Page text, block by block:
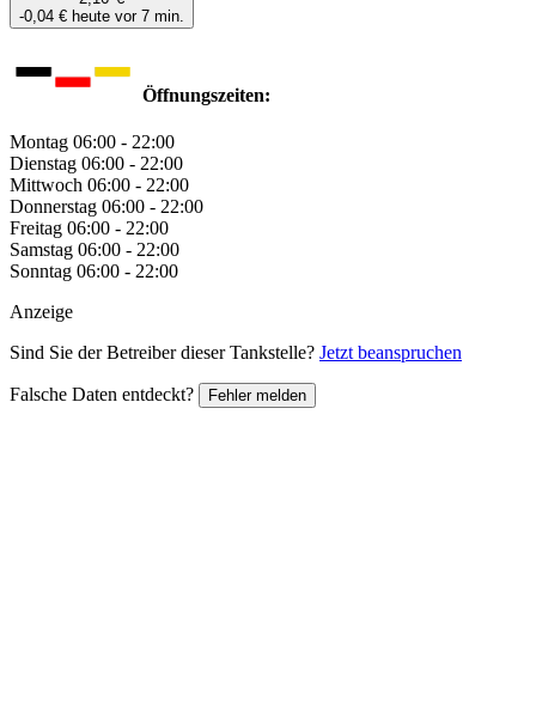
-0,04 € heute vor 7 min.
Öffnungszeiten:
Montag 06:00 - 22:00
Dienstag 06:00 - 22:00
Mittwoch 06:00 - 22:00
Donnerstag 06:00 - 22:00
Freitag 06:00 - 22:00
Samstag 06:00 - 22:00
Sonntag 06:00 - 22:00
Anzeige
Sind Sie der Betreiber dieser Tankstelle? Jetzt beanspruchen
Falsche Daten entdeckt? Fehler melden